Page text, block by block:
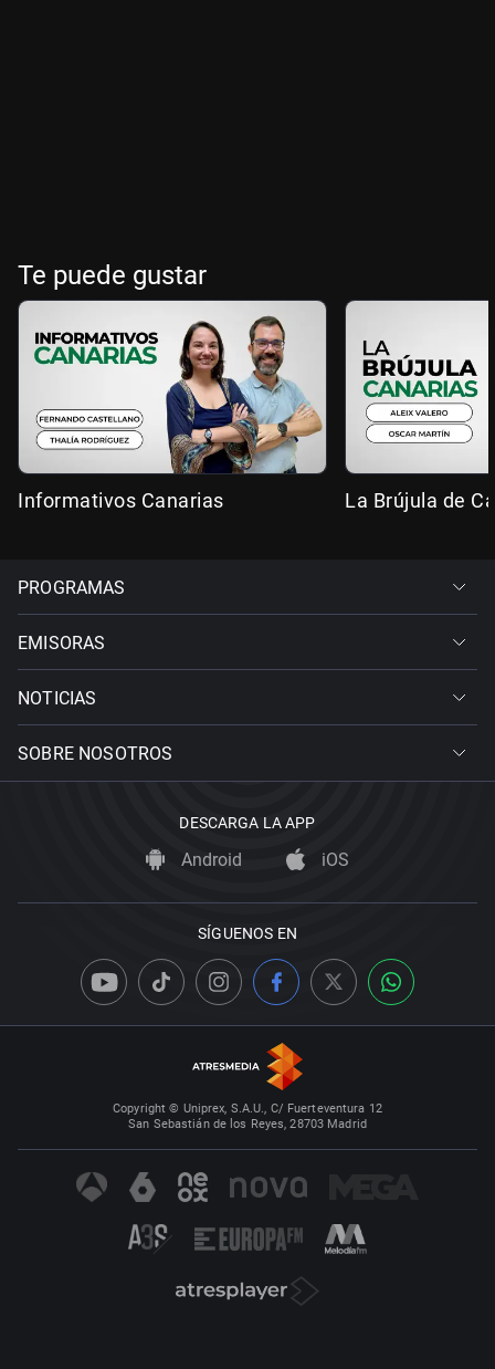
Te puede gustar
Informativos Canarias La Brújula de
PROGRAMAS
EMISORAS
NOTICIAS
SOBRE NOSOTROS
DESCARGA LA APP
Android iOS
SÍGUENOS EN
Copyright © Uniprex, S.A.U., C/ Fuerteventura 12
San Sebastián de los Reyes, 28703 Madrid